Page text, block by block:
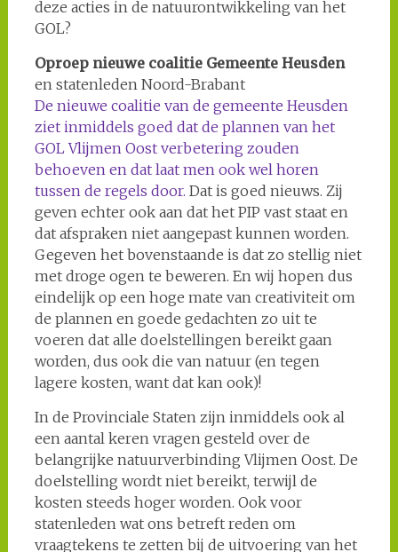
deze acties in de natuurontwikkeling van het
GOL?
Oproep nieuwe coalitie Gemeente Heusden
en statenleden Noord-Brabant
De nieuwe coalitie van de gemeente Heusden
ziet inmiddels goed dat de plannen van het
GOL Vlijmen Oost verbetering zouden
behoeven en dat laat men ook wel horen
tussen de regels door. Dat is goed nieuws. Zij
geven echter ook aan dat het PIP vast staat en
dat afspraken niet aangepast kunnen worden.
Gegeven het bovenstaande is dat zo stellig niet
met droge ogen te beweren. En wij hopen dus
eindelijk op een hoge mate van creativiteit om
de plannen en goede gedachten zo uit te
voeren dat alle doelstellingen bereikt gaan
worden, dus ook die van natuur (en tegen
lagere kosten, want dat kan ook)!
In de Provinciale Staten zijn inmiddels ook al
een aantal keren vragen gesteld over de
belangrijke natuurverbinding Vlijmen Oost. De
doelstelling wordt niet bereikt, terwijl de
kosten steeds hoger worden. Ook voor
statenleden wat ons betreft reden om
vraagtekens te zetten bij de uitvoering van het